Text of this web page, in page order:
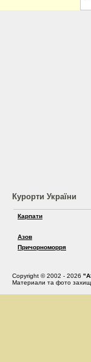
Курорти України
Карпати
Азов
Причорноморря
Copyright © 2002 - 2026
Материали та фото